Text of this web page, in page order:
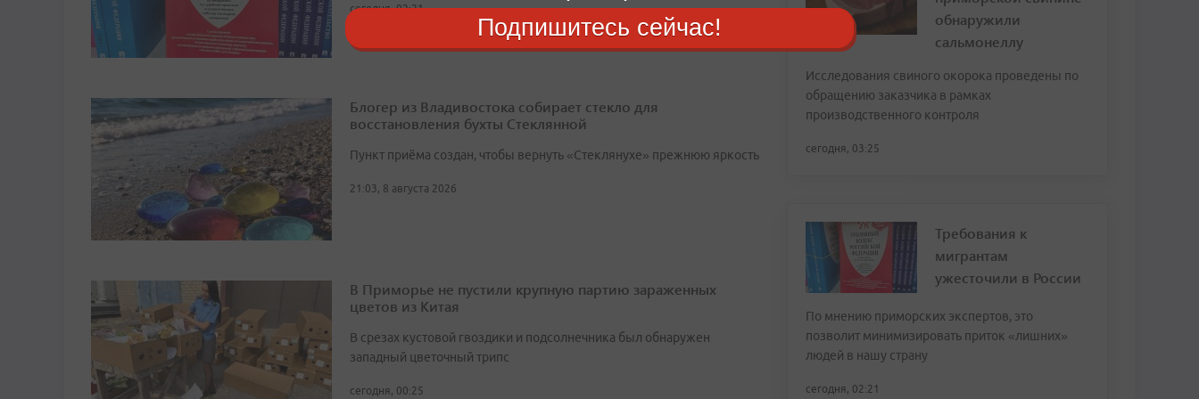
сегодня, 02:21
Блогер из Владивостока собирает стекло для
восстановления бухты Стеклянной
Пункт приёма создан, чтобы вернуть «Стеклянухе» прежнюю яркость
21:03, 8 августа 2026
В Приморье не пустили крупную партию зараженных
цветов из Китая
В срезах кустовой гвоздики и подсолнечника был обнаружен
западный цветочный трипс
сегодня, 00:25
обнаружили
сальмонеллу
Исследования свиного окорока проведены по
обращению заказчика в рамках
производственного контроля
сегодня, 03:25
Требования к
мигрантам
ужесточили в России
По мнению приморских экспертов, это
позволит минимизировать приток «лишних»
людей в нашу страну
сегодня, 02:21
Подпишитесь сейчас!